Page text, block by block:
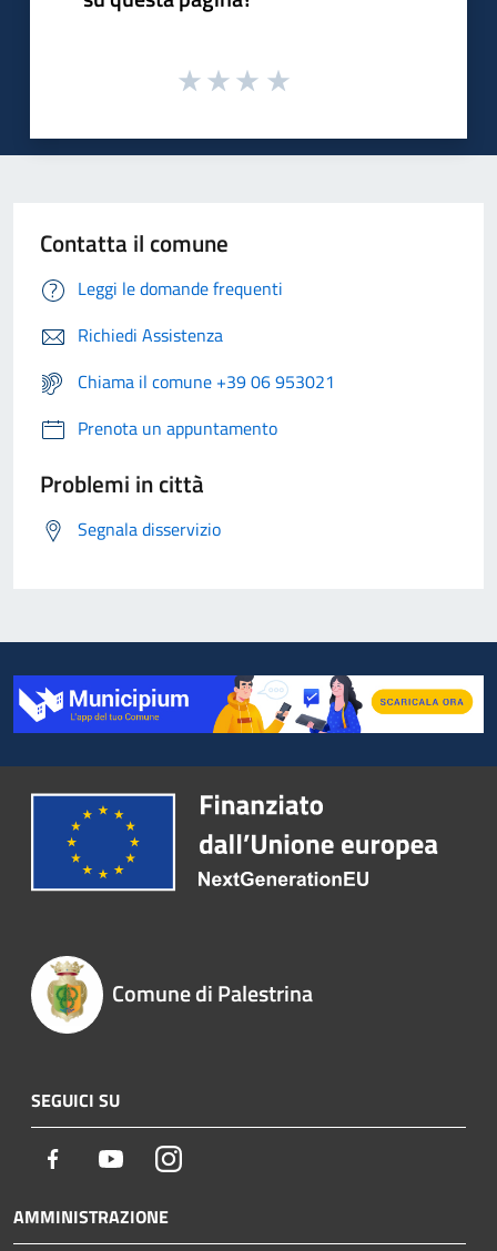
Contatta il comune
Leggi le domande frequenti
Richiedi Assistenza
Chiama il comune +39 06 953021
Prenota un appuntamento
Problemi in città
Segnala disservizio
Comune di Palestrina
SEGUICI SU
Facebook YoutubeInstagram
AMMINISTRAZIONE